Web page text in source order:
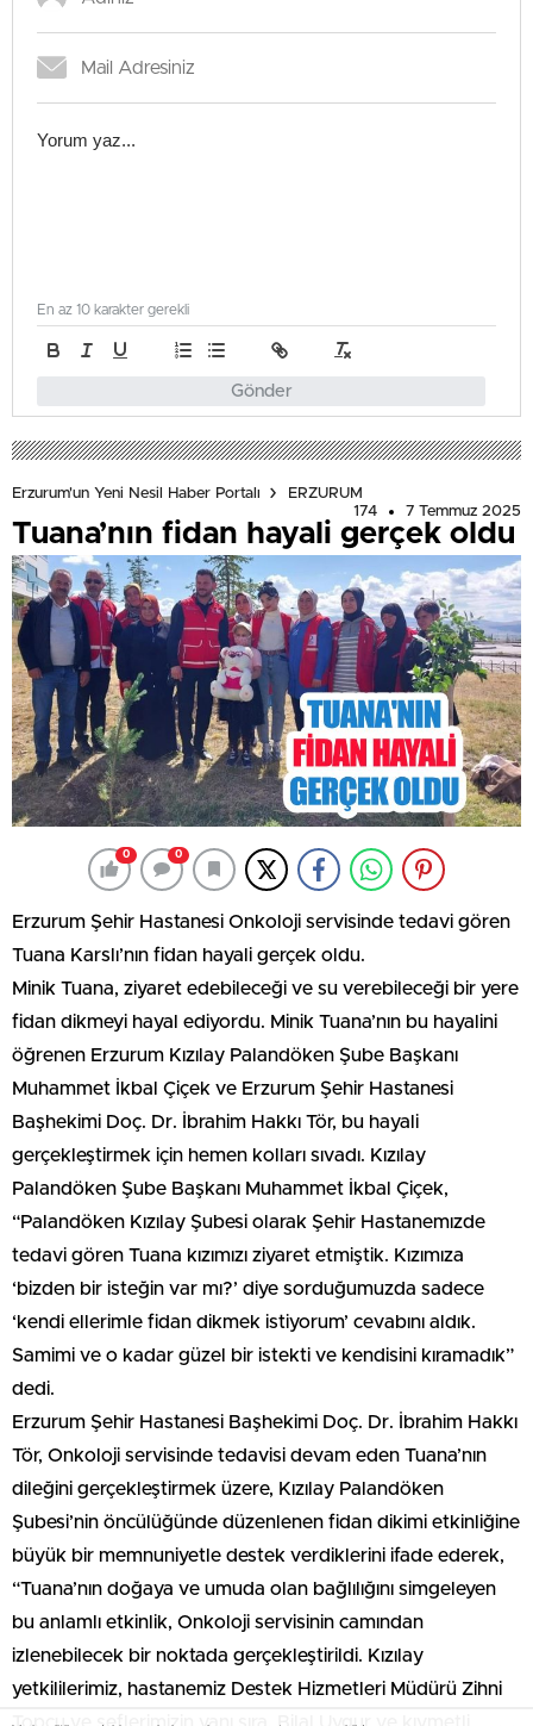
Gönder
En az 10 karakter gerekli
Erzurum'un Yeni Nesil Haber Portalı
ERZURUM
174
7 Temmuz 2025
Tuana’nın fidan hayali gerçek oldu
0 0
Erzurum Şehir Hastanesi Onkoloji servisinde tedavi gören
Tuana Karslı’nın fidan hayali gerçek oldu.
Minik Tuana, ziyaret edebileceği ve su verebileceği bir yere
fidan dikmeyi hayal ediyordu. Minik Tuana’nın bu hayalini
öğrenen Erzurum Kızılay Palandöken Şube Başkanı
Muhammet İkbal Çiçek ve Erzurum Şehir Hastanesi
Başhekimi Doç. Dr. İbrahim Hakkı Tör, bu hayali
gerçekleştirmek için hemen kolları sıvadı. Kızılay
Palandöken Şube Başkanı Muhammet İkbal Çiçek,
“Palandöken Kızılay Şubesi olarak Şehir Hastanemızde
tedavi gören Tuana kızımızı ziyaret etmiştik. Kızımıza
‘bizden bir isteğin var mı?’ diye sorduğumuzda sadece
‘kendi ellerimle fidan dikmek istiyorum’ cevabını aldık.
Samimi ve o kadar güzel bir istekti ve kendisini kıramadık”
dedi.
Erzurum Şehir Hastanesi Başhekimi Doç. Dr. İbrahim Hakkı
Tör, Onkoloji servisinde tedavisi devam eden Tuana’nın
dileğini gerçekleştirmek üzere, Kızılay Palandöken
Şubesi’nin öncülüğünde düzenlenen fidan dikimi etkinliğine
büyük bir memnuniyetle destek verdiklerini ifade ederek,
“Tuana’nın doğaya ve umuda olan bağlılığını simgeleyen
bu anlamlı etkinlik, Onkoloji servisinin camından
izlenebilecek bir noktada gerçekleştirildi. Kızılay
yetkililerimiz, hastanemiz Destek Hizmetleri Müdürü Zihni
Topçu ve şeflerimizin yanı sıra, Bilal Uygur ve kıymetli